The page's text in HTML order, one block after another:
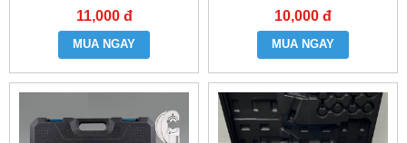
300MM2
11,000 đ
MUA NGAY
300MM2
10,000 đ
MUA NGAY